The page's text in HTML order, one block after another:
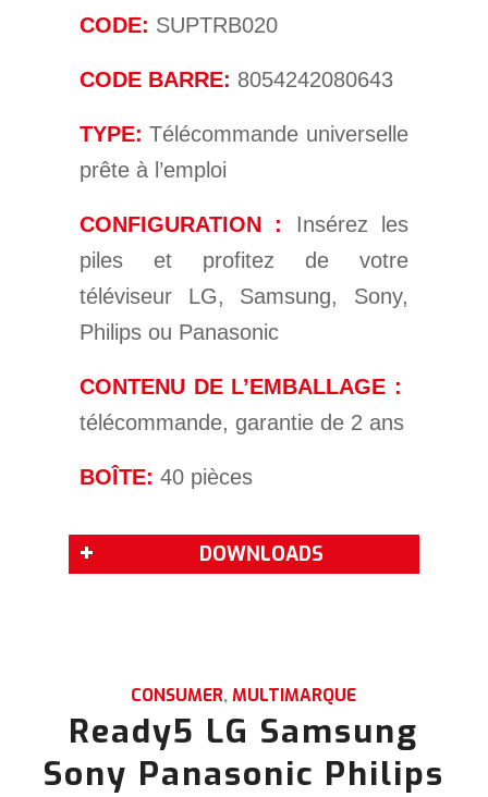
CODE: SUPTRB020
CODE BARRE: 8054242080643
TYPE: Télécommande universelle
prête à l’emploi
CONFIGURATION :
Insérez les
piles et profitez de votre
téléviseur LG, Samsung, Sony,
Philips ou Panasonic
CONTENU DE L’EMBALLAGE :
télécommande, garantie de 2 ans
BOÎTE: 40 pièces
DOWNLOADS
CONSUMER,MULTIMARQUE
Ready5 LG Samsung
Sony Panasonic Philips